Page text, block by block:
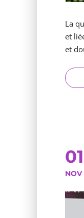
La
et
et
01
NOV